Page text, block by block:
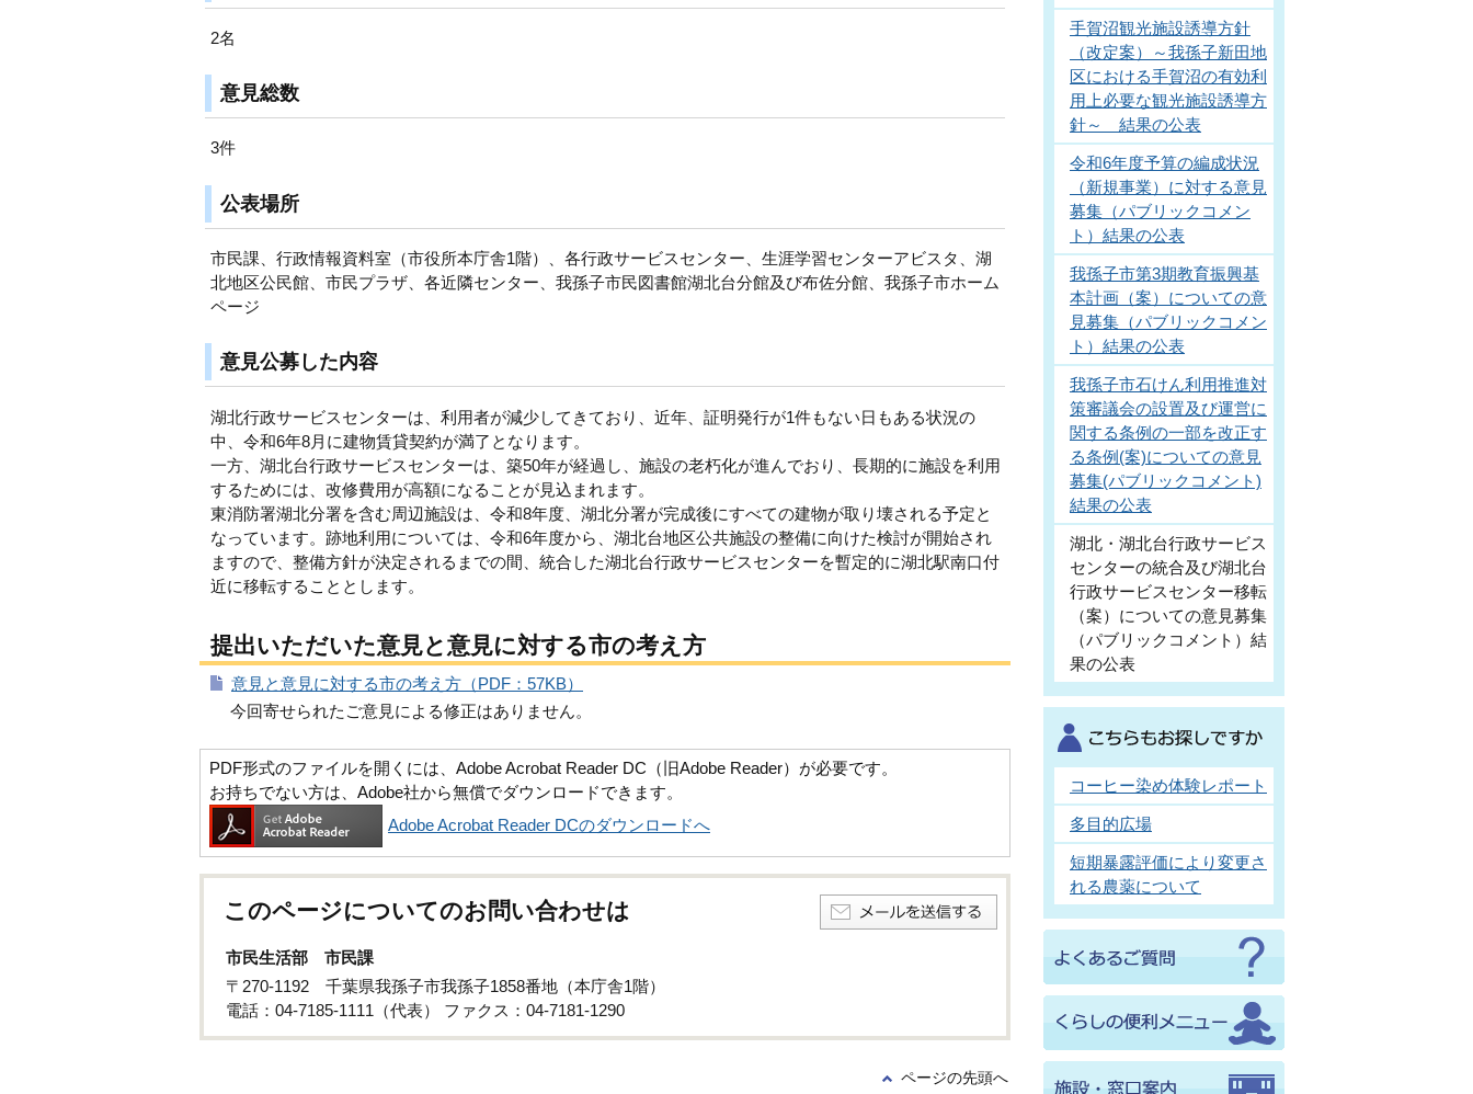
2名
意見総数
3件
公表場所
市民課、行政情報資料室（市役所本庁舎1階）、各行政サービスセンター、生涯学習センターアビスタ、湖
北地区公民館、市民プラザ、各近隣センター、我孫子市民図書館湖北台分館及び布佐分館、我孫子市ホーム
ページ
意見公募した内容
湖北行政サービスセンターは、利用者が減少してきており、近年、証明発行が1件もない日もある状況の
中、令和6年8月に建物賃貸契約が満了となります。
一方、湖北台行政サービスセンターは、築50年が経過し、施設の老朽化が進んでおり、長期的に施設を利用
するためには、改修費用が高額になることが見込まれます。
東消防署湖北分署を含む周辺施設は、令和8年度、湖北分署が完成後にすべての建物が取り壊される予定と
なっています。跡地利用については、令和6年度から、湖北台地区公共施設の整備に向けた検討が開始され
ますので、整備方針が決定されるまでの間、統合した湖北台行政サービスセンターを暫定的に湖北駅南口付
近に移転することとします。
提出いただいた意見と意見に対する市の考え方
意見と意見に対する市の考え方（PDF：57KB）
今回寄せられたご意見による修正はありません。
PDF形式のファイルを開くには、Adobe Acrobat Reader DC（旧Adobe Reader）が必要です。
お持ちでない方は、Adobe社から無償でダウンロードできます。
Adobe Acrobat Reader DCのダウンロードへ
このページについてのお問い合わせは
市民生活部 市民課
〒270-1192 千葉県我孫子市我孫子1858番地（本庁舎1階）
電話：04-7185-1111（代表） ファクス：04-7181-1290
ページの先頭へ
手賀沼観光施設誘導方針
（改定案）～我孫子新田地
区における手賀沼の有効利
用上必要な観光施設誘導方
針～ 結果の公表
令和6年度予算の編成状況
（新規事業）に対する意見
募集（パブリックコメン
ト）結果の公表
我孫子市第3期教育振興基
本計画（案）についての意
見募集（パブリックコメン
ト）結果の公表
我孫子市石けん利用推進対
策審議会の設置及び運営に
関する条例の一部を改正す
る条例(案)についての意見
募集(パブリックコメント)
結果の公表
湖北・湖北台行政サービス
センターの統合及び湖北台
行政サービスセンター移転
（案）についての意見募集
（パブリックコメント）結
果の公表
コーヒー染め体験レポート
多目的広場
短期暴露評価により変更さ
れる農薬について